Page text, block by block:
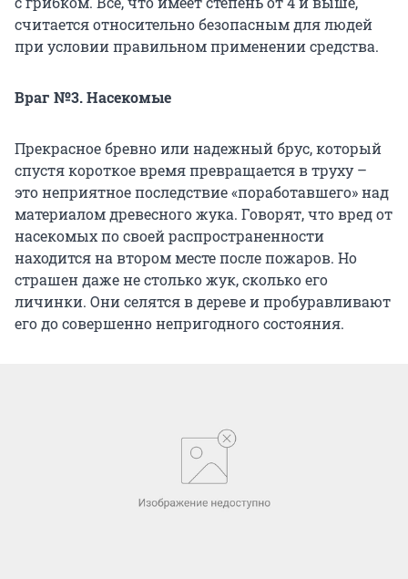
считается относительно безопасным для людей
при условии правильном применении средства.
Враг №3. Насекомые
Прекрасное бревно или надежный брус, который
спустя короткое время превращается в труху –
это неприятное последствие «поработавшего» над
материалом древесного жука. Говорят, что вред от
насекомых по своей распространенности
находится на втором месте после пожаров. Но
страшен даже не столько жук, сколько его
личинки. Они селятся в дереве и пробуравливают
его до совершенно непригодного состояния.